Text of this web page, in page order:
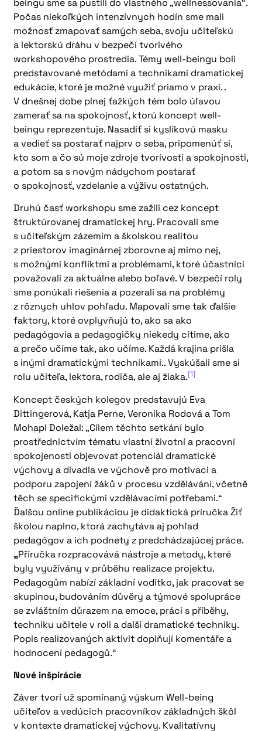
beingu sme sa pustili do vlastného „wellnessovania“.
Počas niekoľkých intenzívnych hodín sme mali
možnosť zmapovať samých seba, svoju učiteľskú
a lektorskú dráhu v bezpečí tvorivého
workshopového prostredia. Témy well-beingu boli
predstavované metódami a technikami dramatickej
edukácie, ktoré je možné využiť priamo v praxi. .
V dnešnej dobe plnej ťažkých tém bolo úľavou
zamerať sa na spokojnosť, ktorú koncept well-
beingu reprezentuje. Nasadiť si kyslíkovú masku
a vedieť sa postarať najprv o seba, pripomenúť si,
kto som a čo sú moje zdroje tvorivosti a spokojnosti,
a potom sa s novým nádychom postarať
o spokojnosť, vzdelanie a výživu ostatných.
Druhú časť workshopu sme zažili cez koncept
štruktúrovanej dramatickej hry. Pracovali sme
s učiteľským zázemím a školskou realitou
z priestorov imaginárnej zborovne aj mimo nej,
s možnými konfliktmi a problémami, ktoré účastníci
považovali za aktuálne alebo boľavé. V bezpečí roly
sme ponúkali riešenia a pozerali sa na problémy
z rôznych uhlov pohľadu. Mapovali sme tak ďalšie
faktory, ktoré ovplyvňujú to, ako sa ako
pedagógovia a pedagogičky niekedy cítime, ako
a prečo učíme tak, ako učíme. Každá krajina prišla
s inými dramatickými technikami.. Vyskúšali sme si
rolu učiteľa, lektora, rodiča, ale aj žiaka.[1]
Koncept českých kolegov predstavujú Eva
Dittingerová, Katja Perne, Veronika Rodová a Tom
Mohapl Doležal: „Cílem těchto setkání bylo
prostřednictvím tématu vlastní životní a pracovní
spokojenosti objevovat potenciál dramatické
výchovy a divadla ve výchově pro motivaci a
podporu zapojení žáků v procesu vzdělávání, včetně
těch se specifickými vzdělávacími potřebami.“
Ďalšou online publikáciou je didaktická príručka Žiť
školou naplno, ktorá zachytáva aj pohľad
pedagógov a ich podnety z predchádzajúcej práce.
„Příručka rozpracovává nástroje a metody, které
byly využívány v průběhu realizace projektu.
Pedagogům nabízí základní vodítko, jak pracovat se
skupinou, budováním důvěry a týmové spolupráce
se zvláštním důrazem na emoce, práci s příběhy,
techniku učitele v roli a další dramatické techniky.
Popis realizovaných aktivit doplňují komentáře a
hodnocení pedagogů.“
Nové inšpirácie
Záver tvorí už spomínaný výskum Well-being
učiteľov a vedúcich pracovníkov základných škôl
v kontexte dramatickej výchovy. Kvalitatívny